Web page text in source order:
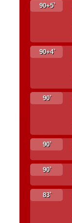
90+5`
90+4`
90`
90`
90`
83`